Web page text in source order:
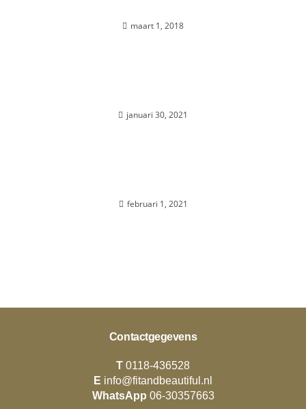
maart 1, 2018
januari 30, 2021
februari 1, 2021
Contactgegevens
T 0118-436528
E info@fitandbeautiful.nl
WhatsApp 06-30357663